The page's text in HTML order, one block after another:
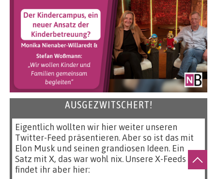
AUSGEZWITSCHERT!
Eigentlich wollten wir hier weiter unseren
Twitter-Feed präsentieren. Aber so ist das mit
Elon Musk und seinen grandiosen Ideen. Ein
Satz mit X, das war wohl nix. Unsere X-Feeds
findet ihr aber hier: